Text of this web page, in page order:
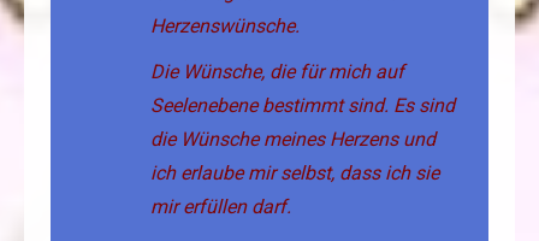
Herzenswünsche.
Die Wünsche, die für mich auf
Seelenebene bestimmt sind. Es sind
die Wünsche meines Herzens und
ich erlaube mir selbst, dass ich sie
mir erfüllen darf.